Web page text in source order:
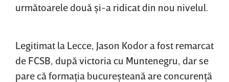
următoarele două şi-a ridicat din nou nivelul.
Legitimat la Lecce, Jason Kodor a fost remarcat
de FCSB, după victoria cu Muntenegru, dar se
pare că formaţia bucureşteană are concurenţă